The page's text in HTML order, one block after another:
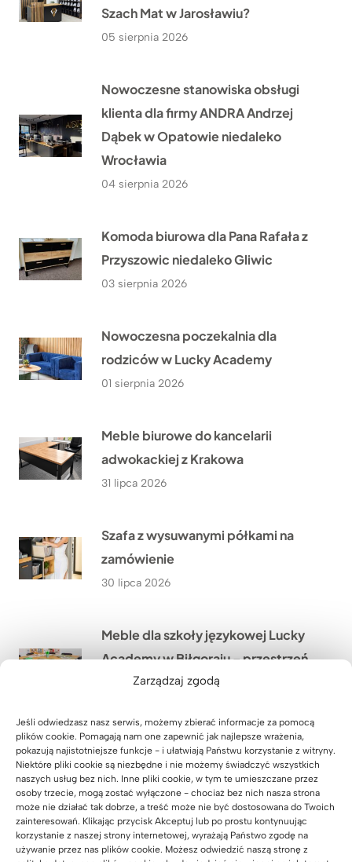
Zarządzaj zgodą
Jeśli odwiedzasz nasz serwis, możemy zbierać informacje za pomocą
plików cookie. Pomagają nam one zapewnić jak najlepsze wrażenia,
pokazują najistotniejsze funkcje - i ułatwiają Państwu korzystanie z witryny.
Niektóre pliki cookie są niezbędne i nie możemy świadczyć wszystkich
naszych usług bez nich. Inne pliki cookie, w tym te umieszczane przez
osoby trzecie, mogą zostać wyłączone - chociaż bez nich nasza strona
może nie działać tak dobrze, a treść może nie być dostosowana do Twoich
zainteresowań. Klikając przycisk Akceptuj lub po prostu kontynuując
korzystanie z naszej strony internetowej, wyrażają Państwo zgodę na
używanie przez nas plików cookie. Możesz odwiedzić naszą stronę z
Szach Mat w Jarosławiu?
05 sierpnia 2026
Nowoczesne stanowiska obsługi
klienta dla firmy ANDRA Andrzej
Dąbek w Opatowie niedaleko
Wrocławia
04 sierpnia 2026
Komoda biurowa dla Pana Rafała z
Przyszowic niedaleko Gliwic
03 sierpnia 2026
Nowoczesna poczekalnia dla
rodziców w Lucky Academy
01 sierpnia 2026
Meble biurowe do kancelarii
adwokackiej z Krakowa
31 lipca 2026
Szafa z wysuwanymi półkami na
zamówienie
30 lipca 2026
Meble dla szkoły językowej Lucky
Academy w Biłgoraju – przestrzeń,
która wspiera naukę
Meble biurowe dla Kancelarii
Adwokackiej Adwokat Marty
Giezowskiej w Zielonej Górze
28 lipca 2026